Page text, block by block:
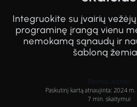
Integruokite su įvairių
programinę įrangą vienu
nemokamą sąnaudų ir
šabloną
Rasmus Leichter
Paskutinį kartą atnaujinta: 2024 m.
7 min. skaitymui